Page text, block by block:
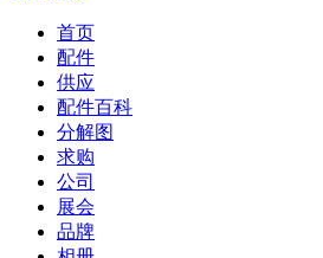
首页
配件
供应
配件百科
分解图
求购
公司
展会
品牌